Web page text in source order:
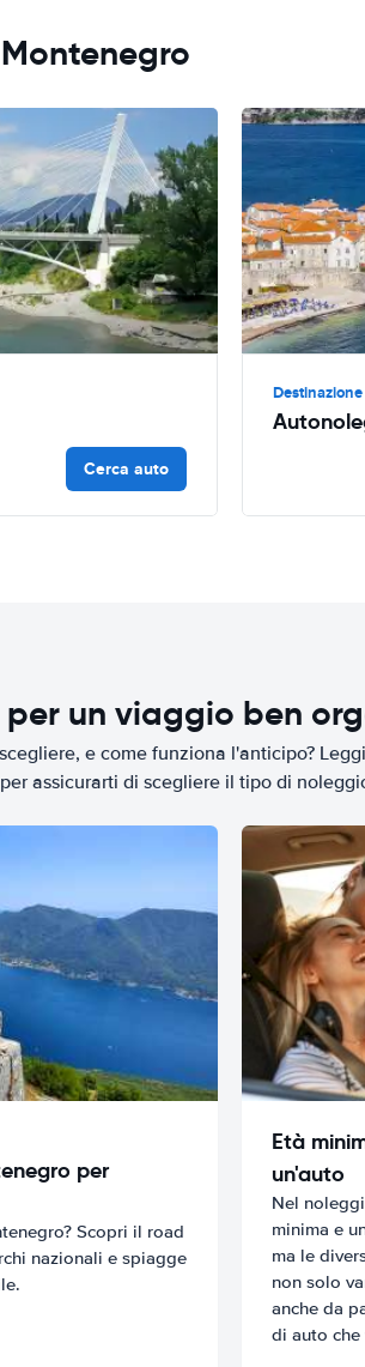
Cerca auto
un viaggio ben
e come funziona l'anticipo?
assicurarti di scegliere il tipo di
per
Scopri il road
nazionali e spiagge
Età
un'auto
Nel
minima e
ma le
non solo
anche da
di auto